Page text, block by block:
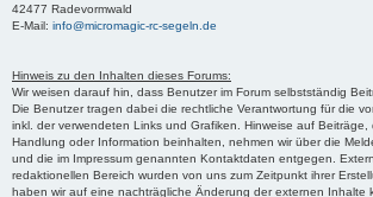
42477 Radevormwald
E-Mail: info@micromagic-rc-segeln.de
Hinweis zu den Inhalten dieses Forums:
Wir weisen darauf hin, dass Benutzer im Forum selbstständig
Die Benutzer tragen dabei die rechtliche Verantwortung für die
inkl. der verwendeten Links und Grafiken. Hinweise auf Beiträge,
Handlung oder Information beinhalten, nehmen wir über die
und die im Impressum genannten Kontaktdaten entgegen.
redaktionellen Bereich wurden von uns zum Zeitpunkt ihrer
haben wir auf eine nachträgliche Änderung der externen Inhalte